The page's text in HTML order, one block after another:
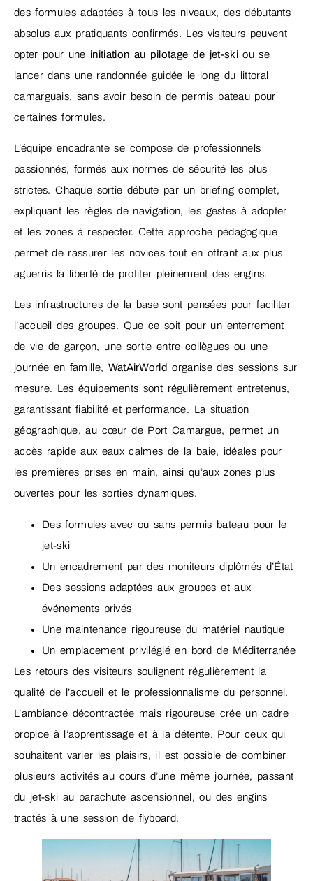
des formules adaptées à tous les niveaux, des débutants
absolus aux pratiquants confirmés. Les visiteurs peuvent
opter pour une initiation au pilotage de jet-skiou se
lancer dans une randonnée guidée le long du littoral
camarguais, sans avoir besoin de permis bateau pour
certaines formules.
L’équipe encadrante se compose de professionnels
passionnés, formés aux normes de sécurité les plus
strictes. Chaque sortie débute par un briefing complet,
expliquant les règles de navigation, les gestes à adopter
et les zones à respecter. Cette approche pédagogique
permet de rassurer les novices tout en offrant aux plus
aguerris la liberté de profiter pleinement des engins.
Les infrastructures de la base sont pensées pour faciliter
l’accueil des groupes. Que ce soit pour un enterrement
de vie de garçon, une sortie entre collègues ou une
journée en famille, WatAirWorld organise des sessions sur
mesure. Les équipements sont régulièrement entretenus,
garantissant fiabilité et performance. La situation
géographique, au cœur de Port Camargue, permet un
accès rapide aux eaux calmes de la baie, idéales pour
les premières prises en main, ainsi qu’aux zones plus
ouvertes pour les sorties dynamiques.
Des formules avec ou sans permis bateau pour le
jet-ski
Un encadrement par des moniteurs diplômés d’État
Des sessions adaptées aux groupes et aux
événements privés
Une maintenance rigoureuse du matériel nautique
Un emplacement privilégié en bord de Méditerranée
Les retours des visiteurs soulignent régulièrement la
qualité de l’accueil et le professionnalisme du personnel.
L’ambiance décontractée mais rigoureuse crée un cadre
propice à l’apprentissage et à la détente. Pour ceux qui
souhaitent varier les plaisirs, il est possible de combiner
plusieurs activités au cours d’une même journée, passant
du jet-ski au parachute ascensionnel, ou des engins
tractés à une session de flyboard.